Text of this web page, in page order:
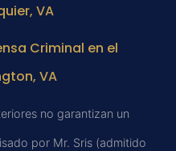
VA
Criminal en el
VA
no garantizan un
por Mr. Sris (admitido